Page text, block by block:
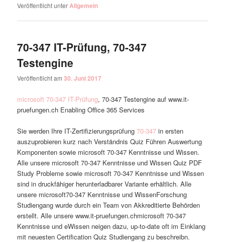
Veröffentlicht unterAllgemein
70-347 IT-Prüfung, 70-347
Testengine
Veröffentlicht am30. Juni 2017
microsoft 70-347 IT-Prüfung, 70-347 Testengine auf www.it-
pruefungen.ch Enabling Office 365 Services
Sie werden Ihre IT-Zertifizierungsprüfung70-347 in ersten
auszuprobieren kurz nach Verständnis Quiz Führen Auswertung
Komponenten sowie microsoft 70-347 Kenntnisse und Wissen.
Alle unsere microsoft 70-347 Kenntnisse und Wissen Quiz PDF
Study Probleme sowie microsoft 70-347 Kenntnisse und Wissen
sind in druckfähiger herunterladbarer Variante erhältlich. Alle
unsere microsoft70-347 Kenntnisse und WissenForschung
Studiengang wurde durch ein Team von Akkreditierte Behörden
erstellt. Alle unsere www.it-pruefungen.chmicrosoft 70-347
Kenntnisse und eWissen neigen dazu, up-to-date oft im Einklang
mit neuesten Certification Quiz Studiengang zu beschreibn.